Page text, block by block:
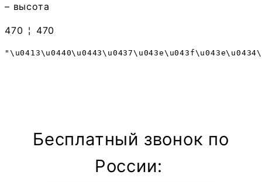
– высота
470 ¦ 470
Бесплатный звонок по
России: